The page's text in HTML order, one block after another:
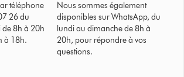
téléphone
26 du
de 8h à 20h
à 18h.
Nous sommes également
disponibles sur WhatsApp, du
lundi au dimanche de 8h à
20h, pour répondre à vos
questions.